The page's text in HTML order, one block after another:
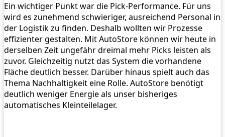
Ein wichtiger Punkt war die Pick-Performance. Für uns
wird es zunehmend schwieriger, ausreichend Personal in
der Logistik zu finden. Deshalb wollten wir Prozesse
effizienter gestalten. Mit AutoStore können wir heute in
derselben Zeit ungefähr dreimal mehr Picks leisten als
zuvor. Gleichzeitig nutzt das System die vorhandene
Fläche deutlich besser. Darüber hinaus spielt auch das
Thema Nachhaltigkeit eine Rolle. AutoStore benötigt
deutlich weniger Energie als unser bisheriges
automatisches Kleinteilelager.